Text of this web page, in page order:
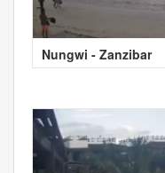
Nungwi - Zanzibar